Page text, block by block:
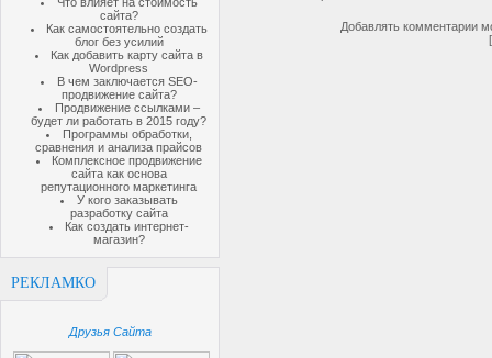
сайта?
Как самостоятельно создать
блог без усилий
Как добавить карту сайта в
Wordpress
В чем заключается SEO-
продвижение сайта?
Продвижение ссылками –
будет ли работать в 2015 году?
Программы обработки,
сравнения и анализа прайсов
Комплексное продвижение
сайта как основа
репутационного маркетинга
У кого заказывать
разработку сайта
Как создать интернет-
магазин?
РЕКЛАМКО
Друзья Сайта
Добавлять комментарии